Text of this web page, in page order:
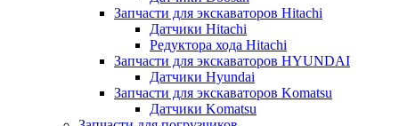
Запчасти для экскаваторов Hitachi
Датчики Hitachi
Редуктора хода Hitachi
Запчасти для экскаваторов HYUNDAI
Датчики Hyundai
Запчасти для экскаваторов Komatsu
Датчики Komatsu